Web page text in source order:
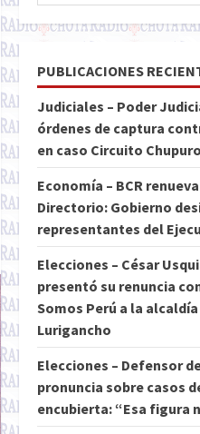
PUBLICACIONES
Judiciales – Poder
órdenes de captura
en caso Circuito
Economía – BCR
Directorio: Gobierno
representantes del
Elecciones – César
presentó su renuncia
Somos Perú a la alcaldía
Lurigancho
Elecciones – Defensor
pronuncia sobre casos
encubierta: “Esa figura